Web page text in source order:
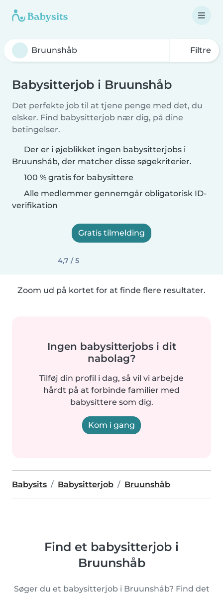
Filtre
Babysitterjob i Bruunshåb
Det perfekte job til at tjene penge med det, du
elsker. Find babysitterjob nær dig, på dine
betingelser.
Der er i øjeblikket ingen babysitterjobs i
Bruunshåb, der matcher disse søgekriterier.
100 % gratis for babysittere
Alle medlemmer gennemgår obligatorisk ID-
verifikation
Gratis tilmelding
4,7 / 5
Zoom ud på kortet for at finde flere resultater.
Ingen babysitterjobs i dit
nabolag?
Tilføj din profil i dag, så vil vi arbejde
hårdt på at forbinde familier med
babysittere som dig.
Kom i gang
Babysits Babysitterjob Bruunshåb
Find et babysitterjob i
Bruunshåb
Søger du et babysitterjob i Bruunshåb? Find det